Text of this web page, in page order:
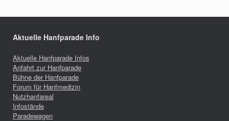
Aktuelle Hanfparade Info
Aktuelle Hanfparade Infos
Anfahrt zur Hanfparade
Bühne der Hanfparade
Forum für Hanfmedizin
Nutzhanfareal
Infostände
Paradewagen